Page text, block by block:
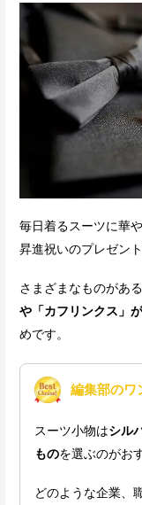
毎日着るスーツに華
昇進祝いのプレゼン
さまざまなものがあ
や「カフリンクス」
めです。
編集部のワ
スーツ小物はシル
ものを選ぶのがお
どのような企業、